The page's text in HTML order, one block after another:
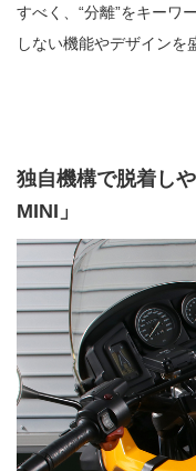
すべく、“分離”をキーワ
しない機能やデザインを
独自機構で脱着し
MINI」